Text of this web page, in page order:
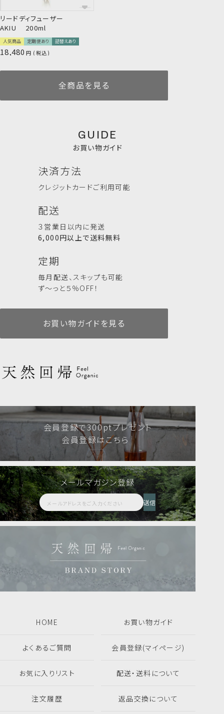
*1 セラミドNP・セラミドAP・セラミドEOP （保湿成分）
*2 ラウロイルメチルアラニンNa、ココイルメチルタウリン
Na、コカミドプロピルベタイン（すべて洗浄剤）
*3 アルニカ花エキス、オランダガラシ葉/茎エキス、セイヨウ
アカマツ球果エキス、ローマカミツレ花エキス、オドリコソウ
葉エキス、ゴボウ根エキス、ニンニク根エキス（すべて保湿・
天然回帰のシャンプーは、汚れを落とすだけでなく、毎日のケア
【定期便ご利用の方はこちらをご確認ください】
「注文の手間なく、お気に入りのヘアケアを続けたい」そんな声
毎月、300mLサイズの詰替え用パウチをご自宅へお届けします。
【定期便の特典】
初回のみ300mLボトルでお届け
通常価格 3,960円 → 3,762円（定期便価格 5％OFF）
✔ 注文の手間いらず
毎月自動でお届け。スキップも可能です。
【定期便ご利用のご注意】
・2回目以降はパウチのみのお届けとなります
【定期便はこんな方におすすめ】
✔ 環境にやさしい詰替えスタイルを選びたい方
使い方
お手持ちのボトルに中身を移し替えてご使用ください。
詰替え前にボトルを洗浄・乾燥させていただくと、より衛生的に
お使いいただけます。
リードディフューザー
AKIU 200ml
人気商品 定期便あり 詰替えあり
18,480 税込
全商品を見る
詰替えあり
税込
ハンド＆ボディケア一覧を見る
AKIU 60ml
定期便あり 詰替えあり
税込 2,750
人気商品 定期便あり 詰替えあり
18,480
アロマウォーター HIBA
2,200 税込
リートセット）
税込 6,000
人気商品 定期便あり 詰替えあり
8,580 税込
リードディフューザー
AKIU 200ml
人気商品 定期便あり 詰替えあり
18,480 税込
シャンプー・トリートメント
人気商品 定期便あり 詰替えあり
8,360 税込
ギフト・セット商品一覧を見る
GUIDE
お買い物ガイド
決済方法
クレジットカードご利用可能
配送
３営業日以内に発送
6,000円以上で送料無料
定期
毎月配送、スキップも可能
ず～っと５％OFF！
お買い物ガイドを見る
会員登録で300ptプレゼント
会員登録はこちら
メールマガジン登録
送信
HOME お買い物ガイド
よくあるご質問 会員登録(マイページ)
お気に入りリスト 配送・送料について
注文履歴 返品交換について